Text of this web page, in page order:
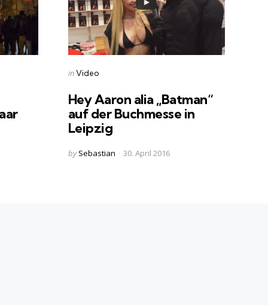
Categories
Posted
in Video
Hey Aaron alia „Batman“
auf der Buchmesse in
Leipzig
Posted
by Sebastian 30. April 2016